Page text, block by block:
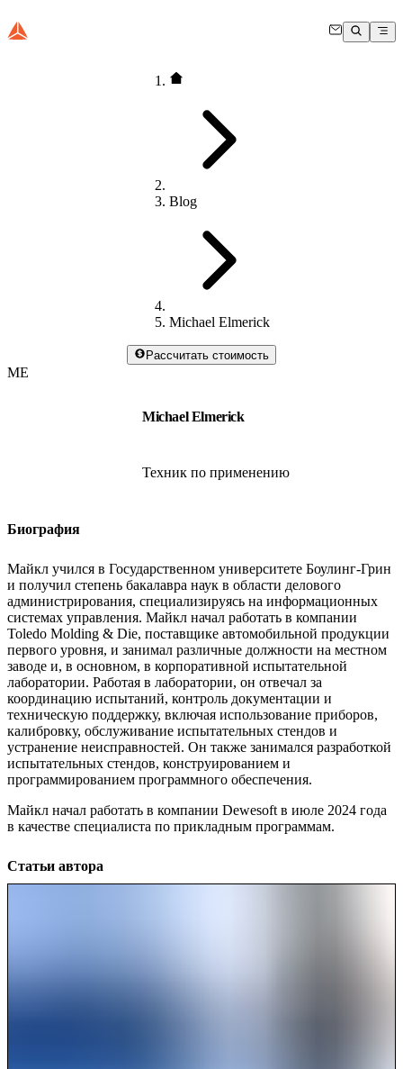
Blog
Michael Elmerick
Рассчитать стоимость
ME
Michael Elmerick
Техник по применению
Биография
Майкл учился в Государственном университете Боулинг-Грин
и получил степень бакалавра наук в области делового
администрирования, специализируясь на информационных
системах управления. Майкл начал работать в компании
Toledo Molding & Die, поставщике автомобильной продукции
первого уровня, и занимал различные должности на местном
заводе и, в основном, в корпоративной испытательной
лаборатории. Работая в лаборатории, он отвечал за
координацию испытаний, контроль документации и
техническую поддержку, включая использование приборов,
калибровку, обслуживание испытательных стендов и
устранение неисправностей. Он также занимался разработкой
испытательных стендов, конструированием и
программированием программного обеспечения.
Майкл начал работать в компании Dewesoft в июле 2024 года
в качестве специалиста по прикладным программам.
Статьи автора